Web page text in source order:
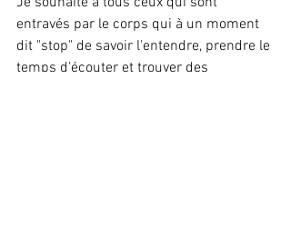
entravés par le corps qui à un moment
dit "stop" de savoir l'entendre, prendre le
temps d'écouter et trouver des